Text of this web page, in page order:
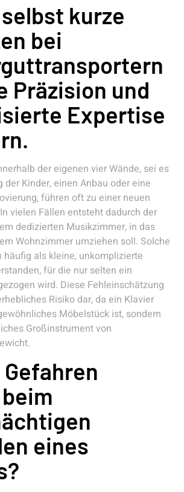
kurze
bei
Präzision und
Expertise
der eigenen vier Wände, sei es
der Kinder, einen Anbau oder eine
führen oft zu einer neuen
vielen Fällen entsteht dadurch der
dedizierten Musikzimmer, in das
Wohnzimmer umziehen soll. Solche
häufig als kleine, unkomplizierte
für die nur selten ein
wird. Diese Fehleinschätzung
Risiko dar, da ein Klavier
Möbelstück ist, sondern
Großinstrument von
eines